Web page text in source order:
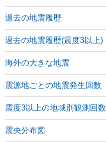
過去の地震履歴
過去の地震履歴(震度3以上)
海外の大きな地震
震源地ごとの地震発生回数
震度3以上の地域別観測回数
震央分布図